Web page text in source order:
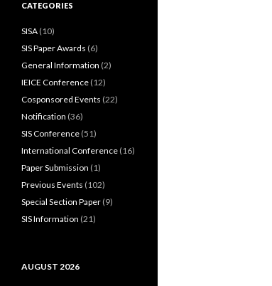
CATEGORIES
SISA (10)
SIS Paper Awards (6)
General Information (2)
IEICE Conference (12)
Cosponsored Events (22)
Notification (36)
SIS Conference (51)
International Conference (16)
Paper Submission (1)
Previous Events (102)
Special Section Paper (9)
SIS Information (21)
AUGUST 2026